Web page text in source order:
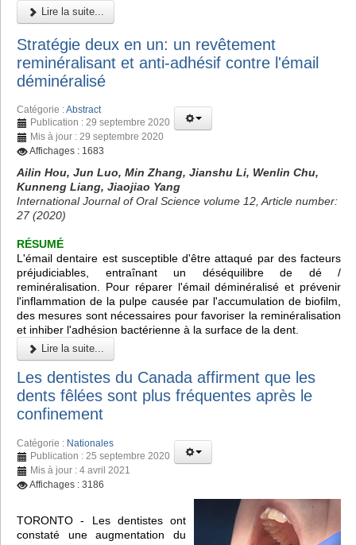
Lire la suite...
Stratégie deux en un: un revêtement
reminéralisant et anti-adhésif contre l'émail
déminéralisé
Catégorie :Abstract
Publication : 29 septembre 2020
Mis à jour : 29 septembre 2020
Affichages : 1683
Ailin Hou, Jun Luo, Min Zhang, Jianshu Li, Wenlin Chu,
Kunneng Liang, Jiaojiao Yang
International Journal of Oral Science volume 12, Article number:
27 (2020)
RÉSUMÉ
L'émail dentaire est susceptible d'être attaqué par des facteurs
préjudiciables, entraînant un déséquilibre de dé /
reminéralisation. Pour réparer l'émail déminéralisé et prévenir
l'inflammation de la pulpe causée par l'accumulation de biofilm,
des mesures sont nécessaires pour favoriser la reminéralisation
et inhiber l'adhésion bactérienne à la surface de la dent.
Lire la suite...
Les dentistes du Canada affirment que les
dents fêlées sont plus fréquentes après le
confinement
Catégorie : Nationales
Publication : 25 septembre 2020
Mis à jour : 4 avril 2021
Affichages : 3186
TORONTO - Les dentistes ont
constaté une augmentation du